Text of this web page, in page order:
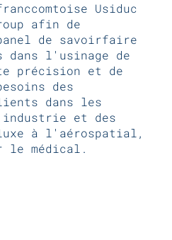
Usiduc
afin de
de savoirfaire
dans l'usinage de
précision et de
des
dans les
et des
à l'aérospatial,
le médical.